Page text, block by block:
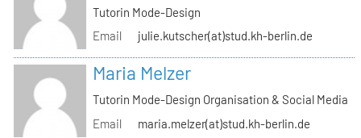
Tutorin Mode-Design
Email
julie.kutscher(at)stud.kh-berlin.de
Maria Melzer
Tutorin Mode-Design Organisation & Social Media
Email
maria.melzer(at)stud.kh-berlin.de